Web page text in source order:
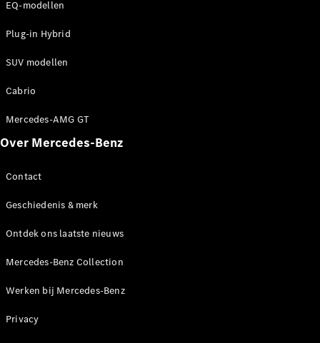
CLA
Brake
CLA
Shooting
Estate
Estate
All-Terrain
Configurator
Mercedes-
Hatchback
EQ-modellen
Plug-in Hybrid
SUV modellen
Cabrio
Mercedes-AMG GT
Over Mercedes-Benz
Contact
Geschiedenis & merk
Ontdek ons laatste nieuws
Mercedes-Benz Collection
Werken bij Mercedes-Benz
Privacy